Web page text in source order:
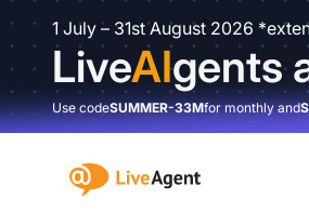
1 July – 31st August 2026
LiveAIgents
Use codeSUMMER-33Mfor monthly and
:site.title